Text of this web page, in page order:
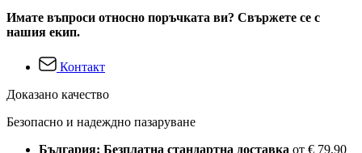
Имате въпроси относно поръчката ви? Свържете се с
нашия екип.
Контакт
Доказано качество
Безопасно и надеждно пазаруване
България: Безплатна стандартна доставка от € 79,90